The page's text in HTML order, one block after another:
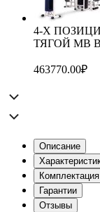
4-Х
ТЯГОЙ MB
463770.00₽
Описание
Комплектация
Гарантии
Отзывы